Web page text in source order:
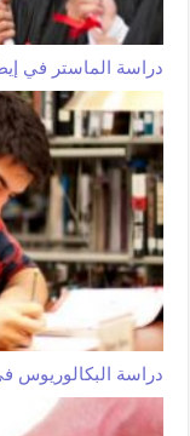
دراسة الماستر في
دراسة البكالوريوس